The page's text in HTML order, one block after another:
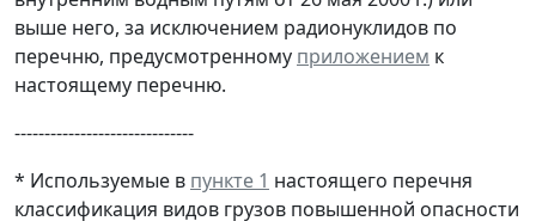
выше него, за исключением радионуклидов по
перечню, предусмотренному приложением к
настоящему перечню.
------------------------------
* Используемые в пункте 1 настоящего перечня
классификация видов грузов повышенной опасности